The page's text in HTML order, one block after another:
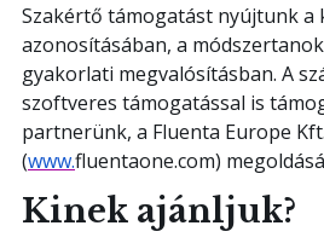
Szakértő támogatást nyújtunk a
azonosításában, a
gyakorlati megvalósításban. A
szoftveres támogatással is
partnerünk, a Fluenta Europe Kft.
(www.fluentaone.com)
Kinek ajánljuk?